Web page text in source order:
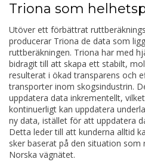
Triona som
Utöver ett förbättrat
producerar Triona de data som
ruttberäkningen. Triona har med
bidragit till att skapa ett stabilt,
resulterat i ökad transparens och
transporter inom skogsindustrin.
uppdatera data inkrementellt,
kontinuerligt kan uppdatera
ny data, istället för att uppdatera
Detta leder till att kunderna alltid
sker baserat på den situation som
Norska vägnätet.